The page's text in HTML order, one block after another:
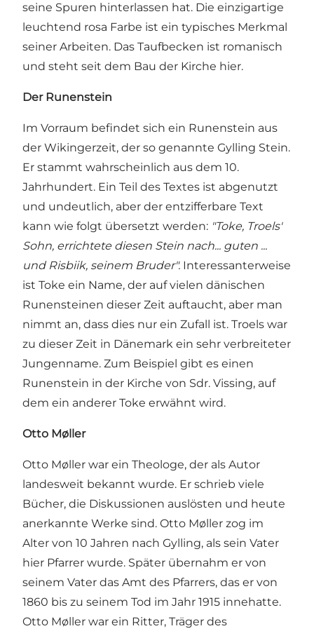
seine Spuren hinterlassen hat. Die einzigartige
leuchtend rosa Farbe ist ein typisches Merkmal
seiner Arbeiten. Das Taufbecken ist romanisch
und steht seit dem Bau der Kirche hier.
Der Runenstein
Im Vorraum befindet sich ein Runenstein aus
der Wikingerzeit, der so genannte Gylling Stein.
Er stammt wahrscheinlich aus dem 10.
Jahrhundert. Ein Teil des Textes ist abgenutzt
und undeutlich, aber der entzifferbare Text
kann wie folgt übersetzt werden: "Toke, Troels'
Sohn, errichtete diesen Stein nach... guten ...
und Risbiik, seinem Bruder". Interessanterweise
ist Toke ein Name, der auf vielen dänischen
Runensteinen dieser Zeit auftaucht, aber man
nimmt an, dass dies nur ein Zufall ist. Troels war
zu dieser Zeit in Dänemark ein sehr verbreiteter
Jungenname. Zum Beispiel gibt es einen
Runenstein in der Kirche von Sdr. Vissing, auf
dem ein anderer Toke erwähnt wird.
Otto Møller
Otto Møller war ein Theologe, der als Autor
landesweit bekannt wurde. Er schrieb viele
Bücher, die Diskussionen auslösten und heute
anerkannte Werke sind. Otto Møller zog im
Alter von 10 Jahren nach Gylling, als sein Vater
hier Pfarrer wurde. Später übernahm er von
seinem Vater das Amt des Pfarrers, das er von
1860 bis zu seinem Tod im Jahr 1915 innehatte.
Otto Møller war ein Ritter, Träger des